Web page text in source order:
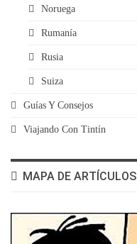
Noruega
Rumanía
Rusia
Suiza
Guías Y Consejos
Viajando Con Tintín
MAPA DE ARTÍCULOS